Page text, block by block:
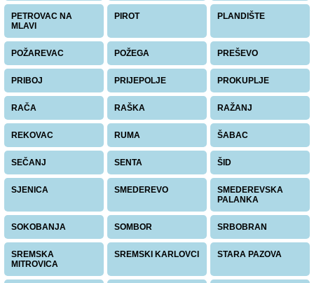
PETROVAC NA
MLAVI
PIROT PLANDIŠTE
POŽAREVAC POŽEGA PREŠEVO
PRIBOJ PRIJEPOLJE PROKUPLJE
RAČA RAŠKA RAŽANJ
REKOVAC RUMA ŠABAC
SEČANJ SENTA ŠID
SJENICA SMEDEREVO
SMEDEREVSKA
PALANKA
SOKOBANJA SOMBOR SRBOBRAN
SREMSKA
MITROVICA
SREMSKI KARLOVCI STARA PAZOVA